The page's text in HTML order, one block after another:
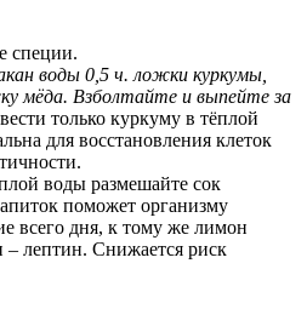
специи.
воды 0,5 ч. ложки куркумы,
мёда. Взболтайте и выпейте за
только куркуму в тёплой
для восстановления клеток
воды размешайте сок
поможет организму
всего дня, к тому же лимон
– лептин. Снижается риск